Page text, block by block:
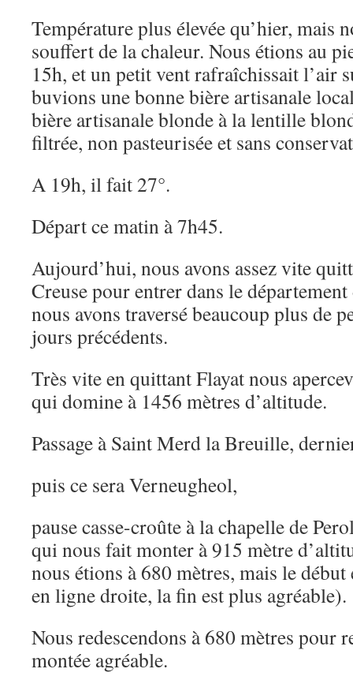
Température plus élevée qu’hier, mais
souffert de la chaleur. Nous étions au
15h, et un petit vent rafraîchissait l’air
buvions une bonne bière artisanale
bière artisanale blonde à la lentille
filtrée, non pasteurisée et sans
A 19h, il fait 27°.
Départ ce matin à 7h45.
Aujourd’hui, nous avons assez vite
Creuse pour entrer dans le
nous avons traversé beaucoup plus de
jours précédents.
Très vite en quittant Flayat nous
qui domine à 1456 mètres d’altitude.
Passage à Saint Merd la Breuille,
puis ce sera Verneugheol,
pause casse-croûte à la chapelle de
qui nous fait monter à 915 mètre
nous étions à 680 mètres, mais le début
en ligne droite, la fin est plus agréable).
Nous redescendons à 680 mètres pour
montée agréable.